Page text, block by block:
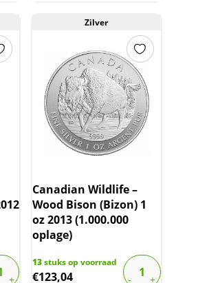
Zilver
Canadian Wildlife –
Wood Bison (Bizon) 1
oz 2013 (1.000.000
oplage)
13stuks op voorraad
€123,04